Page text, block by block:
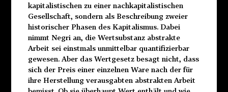
kapitalistischen zu einer nachkapitalistischen
Gesellschaft, sondern als Beschreibung zweier
historischer Phasen des Kapitalismus. Dabei
nimmt Negri an, die Wertsubstanz abstrakte
Arbeit sei einstmals unmittelbar quantifizierbar
gewesen. Aber das Wertgesetz besagt nicht, dass
sich der Preis einer einzelnen Ware nach der für
ihre Herstellung verausgabten abstrakten Arbeit